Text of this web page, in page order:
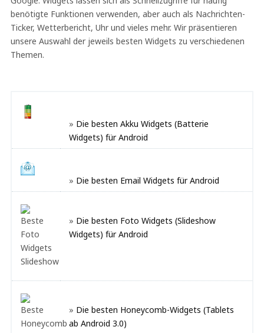
benötigte Funktionen verwenden, aber auch als Nachrichten-
Ticker, Wetterbericht, Uhr und vieles mehr. Wir präsentieren
unsere Auswahl der jeweils besten Widgets zu verschiedenen
Themen.
» Die besten Akku Widgets (Batterie
Widgets) für Android
» Die besten Email Widgets für Android
» Die besten Foto Widgets (Slideshow
Widgets) für Android
» Die besten Honeycomb-Widgets (Tablets
ab Android 3.0)